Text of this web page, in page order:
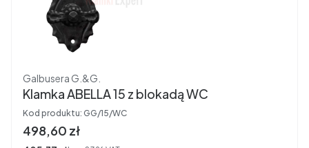
Producent
Galbusera G.&G.
Klamka ABELLA 15 z blokadą WC
Kod produktu: GG/15/WC
Cena brutto
498,60 zł